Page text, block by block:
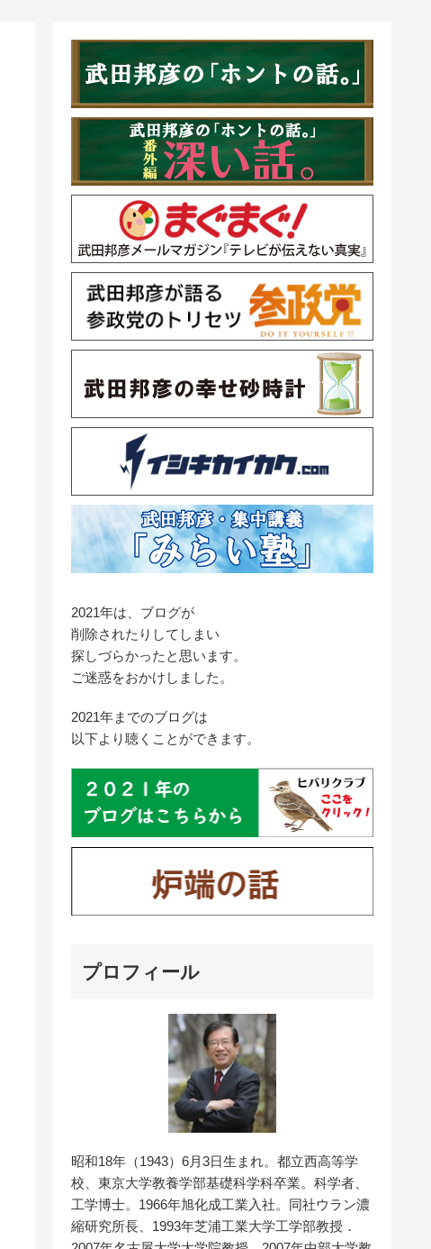
2021年は、ブログが
削除されたりしてしまい
探しづらかったと思います。
ご迷惑をおかけしました。
2021年までのブログは
以下より聴くことができます。
プロフィール
昭和18年（1943）6月3日生まれ。都立西高等学
校、東京大学教養学部基礎科学科卒業。科学者、
工学博士。1966年旭化成工業入社。同社ウラン濃
縮研究所長、1993年芝浦工業大学工学部教授．